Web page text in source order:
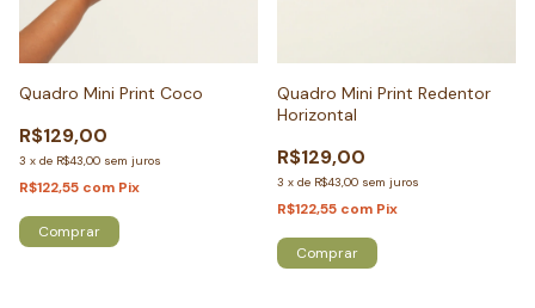
Quadro Mini Print Coco
R$129,00
3 x de R$43,00 sem juros
R$122,55 com Pix
Comprar
Quadro Mini Print Redentor
Horizontal
R$129,00
3 x de R$43,00 sem juros
R$122,55 com Pix
Comprar